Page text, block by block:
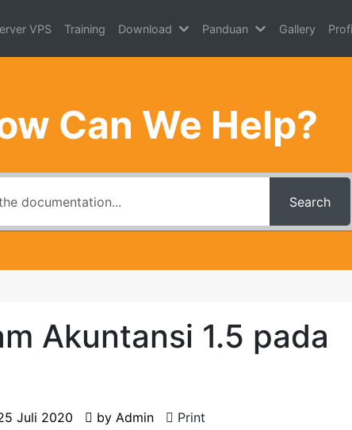
VPS Training Download Panduan Gallery
Can We Help?
Search
Akuntansi 1.5 pada
Juli 2020 by Admin
Print